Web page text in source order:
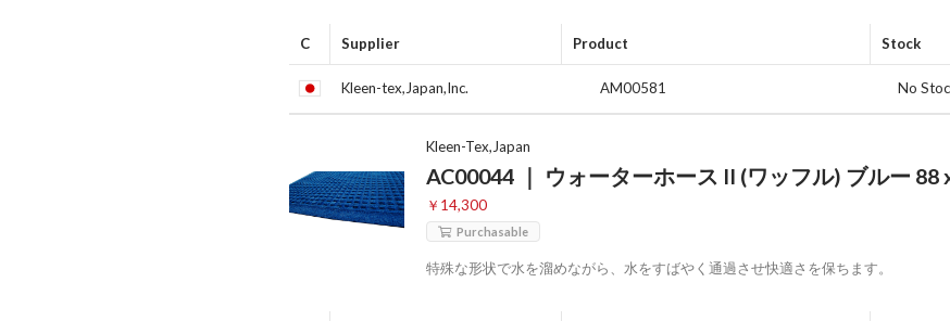
C Supplier Product Stock
Kleen-tex,Japan,Inc. AM00581 No
Kleen-Tex,Japan
AC00044 ｜ ウォーターホース II (ワッフル) ブルー 88
￥14,300
Purchasable
特殊な形状で水を溜めながら、水をすばやく通過させ快適さを保ちます。